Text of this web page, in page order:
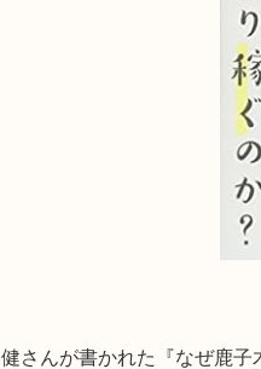
んが書かれた『なぜ鹿子